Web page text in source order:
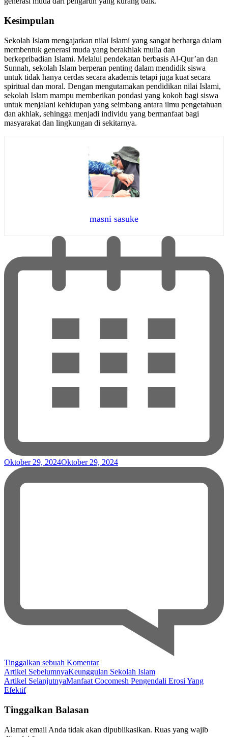
Kesimpulan
Sekolah Islam mengajarkan nilai Islami yang sangat berharga dalam
membentuk generasi muda yang berakhlak mulia dan
berkepribadian Islami. Melalui pendekatan berbasis Al-Qur’an dan
Sunnah, sekolah Islam berperan penting dalam mendidik siswa
untuk tidak hanya cerdas secara akademis tetapi juga kuat secara
spiritual dan moral. Dengan mengutamakan pendidikan nilai Islami,
sekolah Islam mampu memberikan pondasi yang kokoh bagi siswa
untuk menjalani kehidupan yang seimbang antara ilmu pengetahuan
dan akhlak, sehingga menjadi individu yang bermanfaat bagi
masyarakat dan lingkungan di sekitarnya.
masni sasuke
Oktober 29, 2024Oktober 29, 2024
Tinggalkan sebuah Komentarpada
Sekolah
Islam
Navigasi
Artikel
Artikel SebelumnyaKeunggulan Sekolah Islam
Artikel SelanjutnyaManfaat Cocomesh Pengendali Erosi Yang
Efektif
Tinggalkan Balasan
Alamat email Anda tidak akan dipublikasikan. Ruas yang wajib